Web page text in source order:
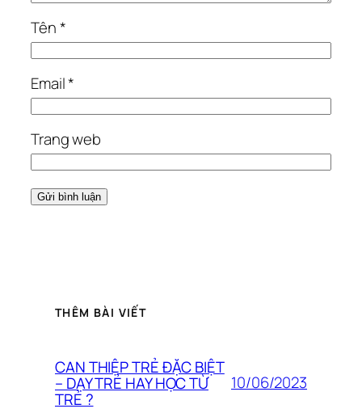
Tên*
Email*
Trang web
THÊM BÀI VIẾT
CAN THIỆP TRẺ ĐẶC BIỆT
– DẠY TRẺ HAY HỌC TỪ
TRẺ ?
10/06/2023